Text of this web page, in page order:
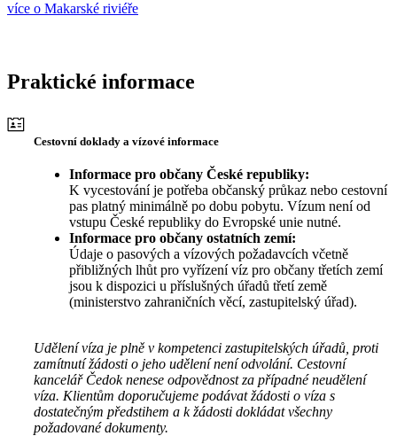
více o Makarské riviéře
Praktické informace
Cestovní doklady a vízové informace
Informace pro občany České republiky:
K vycestování je potřeba občanský průkaz nebo cestovní
pas platný minimálně po dobu pobytu. Vízum není od
vstupu České republiky do Evropské unie nutné.
Informace pro občany ostatních zemí:
Údaje o pasových a vízových požadavcích včetně
přibližných lhůt pro vyřízení víz pro občany třetích zemí
jsou k dispozici u příslušných úřadů třetí země
(ministerstvo zahraničních věcí, zastupitelský úřad).
Udělení víza je plně v kompetenci zastupitelských úřadů, proti
zamítnutí žádosti o jeho udělení není odvolání. Cestovní
kancelář Čedok nenese odpovědnost za případné neudělení
víza. Klientům doporučujeme podávat žádosti o víza s
dostatečným předstihem a k žádosti dokládat všechny
požadované dokumenty.